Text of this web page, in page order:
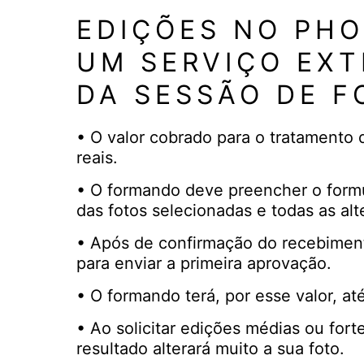
EDIÇÕES NO
UM SERVIÇO
DA SESSÃO DE
• O valor cobrado para o
reais.
• O formando deve preencher o
das fotos selecionadas e todas as
• Após de confirmação do
para enviar a primeira aprovação.
• O formando terá, por esse valor,
• Ao solicitar edições médias ou
resultado alterará muito a sua foto.